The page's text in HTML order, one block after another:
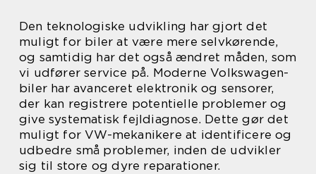
Den teknologiske udvikling har gjort det
muligt for biler at være mere selvkørende,
og samtidig har det også ændret måden, som
vi udfører service på. Moderne Volkswagen-
biler har avanceret elektronik og sensorer,
der kan registrere potentielle problemer og
give systematisk fejldiagnose. Dette gør det
muligt for VW-mekanikere at identificere og
udbedre små problemer, inden de udvikler
sig til store og dyre reparationer.